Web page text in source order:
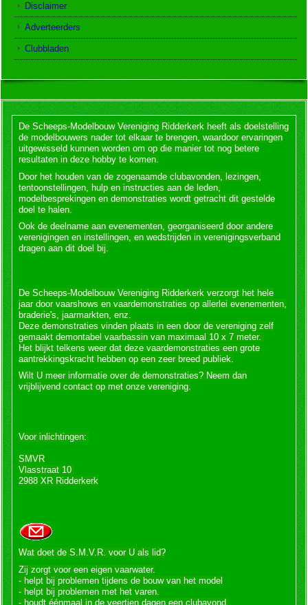
Disclaimer
Adverteerders
Clubbladen
De Scheeps-Modelbouw Vereniging Ridderkerk heeft als doelstelling
de modelbouwers nader tot elkaar te brengen, waardoor ervaringen
uitgewisseld kunnen worden om op die manier tot nog betere
resultaten in deze hobby te komen.
Door het houden van de zogenaamde clubavonden, lezingen,
tentoonstellingen, hulp en instructies aan de leden,
modelbesprekingen en demonstraties wordt getracht dit gestelde
doel te halen.
Ook de deelname aan evenementen, georganiseerd door andere
verenigingen en instellingen, en wedstrijden in verenigingsverband
dragen aan dit doel bij.
De Scheeps-Modelbouw Vereniging Ridderkerk verzorgt het hele
jaar door vaarshows en vaardemonstraties op allerlei evenementen,
braderie's, jaarmarkten, enz.
Deze demonstraties vinden plaats in een door de vereniging zelf
gemaakt demontabel vaarbassin van maximaal 10 x 7 meter.
Het blijkt telkens weer dat deze vaardemonstraties een grote
aantrekkingskracht hebben op een zeer breed publiek.
Wilt U meer informatie over de demonstraties? Neem dan
vrijblijvend contact op met onze vereniging.
Voor inlichtingen:
SMVR
Vlasstraat 10
2988 XR Ridderkerk
Wat doet de S.M.V.R. voor U als lid?
Zij zorgt voor een eigen vaarwater.
- helpt bij problemen tijdens de bouw van het model
- helpt bij problemen met het varen.
- houdt éénmaal in de veertien dagen een clubavond.